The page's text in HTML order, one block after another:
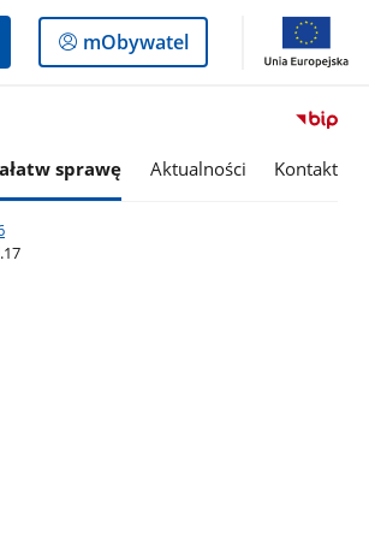
Logowanie
do
mObywatel
sprawę Aktualności Kontakt